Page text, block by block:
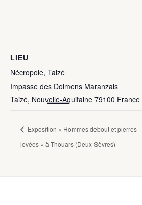
LIEU
Nécropole, Taizé
Impasse des Dolmens Maranzais
Taizé, Nouvelle-Aquitaine 79100 France
Exposition « Hommes debout et pierres
levées » à Thouars (Deux-Sèvres)